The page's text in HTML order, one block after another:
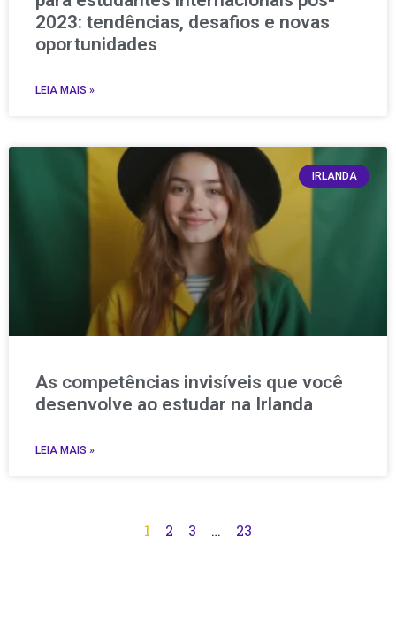
2023: tendências, desafios e novas
oportunidades
LEIA MAIS »
IRLANDA
As competências invisíveis que você
desenvolve ao estudar na Irlanda
LEIA MAIS »
1 2 3 … 23